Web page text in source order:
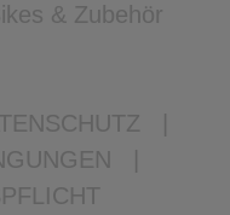
& Zubehör